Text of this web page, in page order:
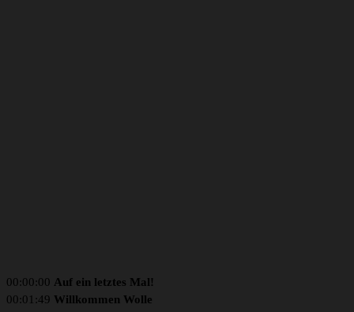
00:00:00 Auf ein letztes Mal!
00:01:49 Willkommen Wolle